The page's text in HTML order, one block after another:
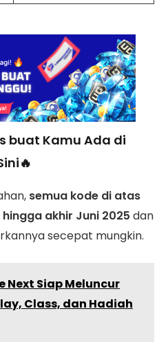
buat Kamu Ada di
semua kode di atas
akhir Juni 2025 dan
secepat mungkin.
Next Siap Meluncur
Class, dan Hadiah